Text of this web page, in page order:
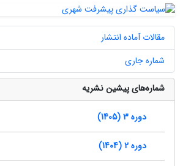
مقالات آماده انتشار
شماره جاری
شماره‌های پیشین نشریه
دوره 3 (1405)
دوره 2 (1404)